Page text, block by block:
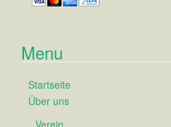
Menu
Startseite
Über uns
Verein